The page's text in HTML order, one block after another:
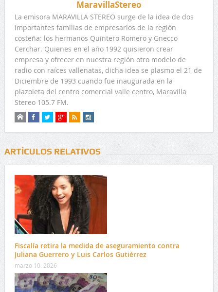
MaravillaStereo
La emisora MARAVILLA STEREO surge de la idea de dos
importantes familias de empresarios de la región
costeña: los hermanos Quintero Romero y Gnecco
Cerchar. Quienes en el año 1992 quisieron crear
empresa y ofrecer en nuestra región otro modelo de
radio con raíces vallenatas, dicha idea se plasmo el 21 de
Diciembre de 1993 cuando fue inaugurada en la
plazoleta del centro comercial valle centro, Maravilla
Stereo 105.7 FM.
ARTÍCULOS RELATIVOS
Fiscalía retira la medida de aseguramiento contra
Juliana Guerrero y Luis Carlos Gutiérrez
marzo 10, 2026